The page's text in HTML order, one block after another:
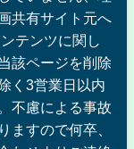
共有サイト元へ
テンツに関し
該ページを削除
く3営業日以内
不慮による事故
ますので何卒、